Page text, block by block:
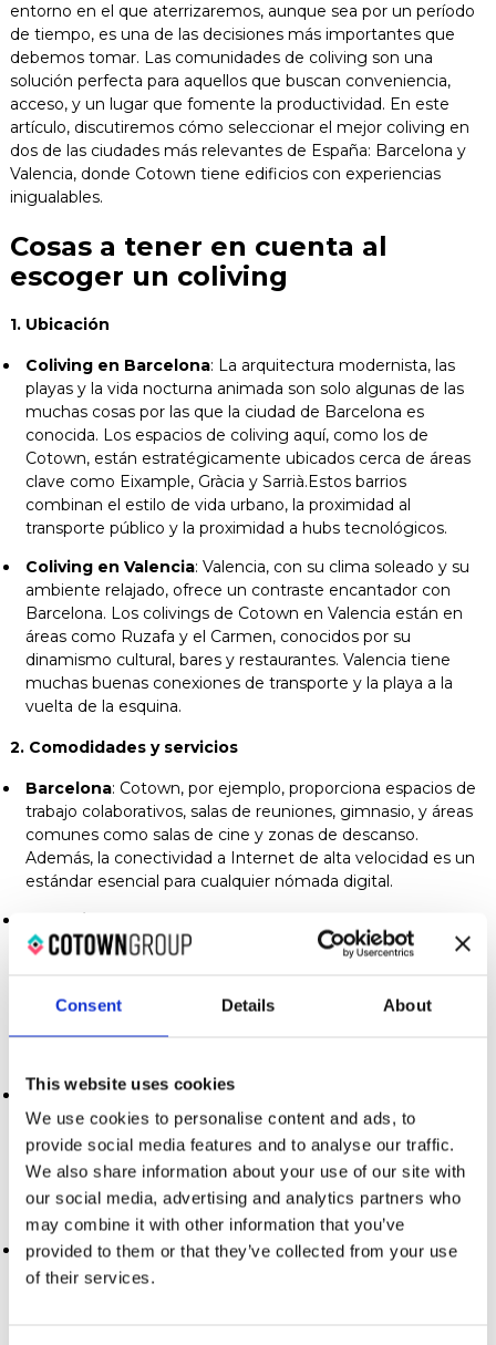
Consent Details About
This website uses cookies
We use cookies to personalise content and ads, to
provide social media features and to analyse our traffic.
We also share information about your use of our site with
our social media, advertising and analytics partners who
may combine it with other information that you’ve
provided to them or that they’ve collected from your use
of their services.
entorno en el que aterrizaremos, aunque sea por un período
de tiempo, es una de las decisiones más importantes que
debemos tomar. Las comunidades de coliving son una
solución perfecta para aquellos que buscan conveniencia,
acceso, y un lugar que fomente la productividad. En este
artículo, discutiremos cómo seleccionar el mejor coliving en
dos de las ciudades más relevantes de España: Barcelona y
Valencia, donde Cotown tiene edificios con experiencias
inigualables.
Cosas a tener en cuenta al
escoger un coliving
1. Ubicación
Coliving en Barcelona: La arquitectura modernista, las
playas y la vida nocturna animada son solo algunas de las
muchas cosas por las que la ciudad de Barcelona es
conocida. Los espacios de coliving aquí, como los de
Cotown, están estratégicamente ubicados cerca de áreas
clave como Eixample, Gràcia y Sarrià.Estos barrios
combinan el estilo de vida urbano, la proximidad al
transporte público y la proximidad a hubs tecnológicos.
Coliving en Valencia: Valencia, con su clima soleado y su
ambiente relajado, ofrece un contraste encantador con
Barcelona. Los colivings de Cotown en Valencia están en
áreas como Ruzafa y el Carmen, conocidos por su
dinamismo cultural, bares y restaurantes. Valencia tiene
muchas buenas conexiones de transporte y la playa a la
vuelta de la esquina.
2. Comodidades y servicios
Barcelona: Cotown, por ejemplo, proporciona espacios de
trabajo colaborativos, salas de reuniones, gimnasio, y áreas
comunes como salas de cine y zonas de descanso.
Además, la conectividad a Internet de alta velocidad es un
estándar esencial para cualquier nómada digital.
Valencia
brindan instalaciones modernas. Los edificios de Cotown
comunes que facilitan la interacción entre residentes.
Barcelona: La comunidad en el coliving de Barcelona es
internacional y multicultural para su beneficio en términos
de networking y colaboraciones potenciales. Cotown
organiza eventos ocasionales que fomentan la interacción
entre los residentes, creando un ambiente propicio para
hacer contactos valiosos y amistades duraderas.
Valencia : Valencia, siendo más pequeña que Barcelona, no
se queda atrás en comunidad. Valencia es una ciudad